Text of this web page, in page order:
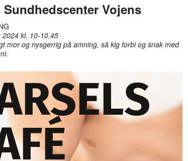
Sundhedscenter Vojens
kl. 10-10.45
mor og nysgerrig på amning, så kig forbi og snak med